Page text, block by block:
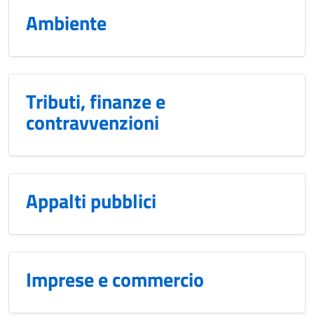
Ambiente
Tributi, finanze e
contravvenzioni
Appalti pubblici
Imprese e commercio